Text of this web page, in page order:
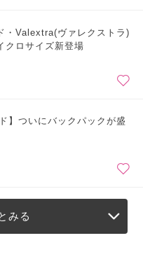
・Valextra(ヴァレクストラ)
クロサイズ新登場
】ついにバックパックが盛
みる